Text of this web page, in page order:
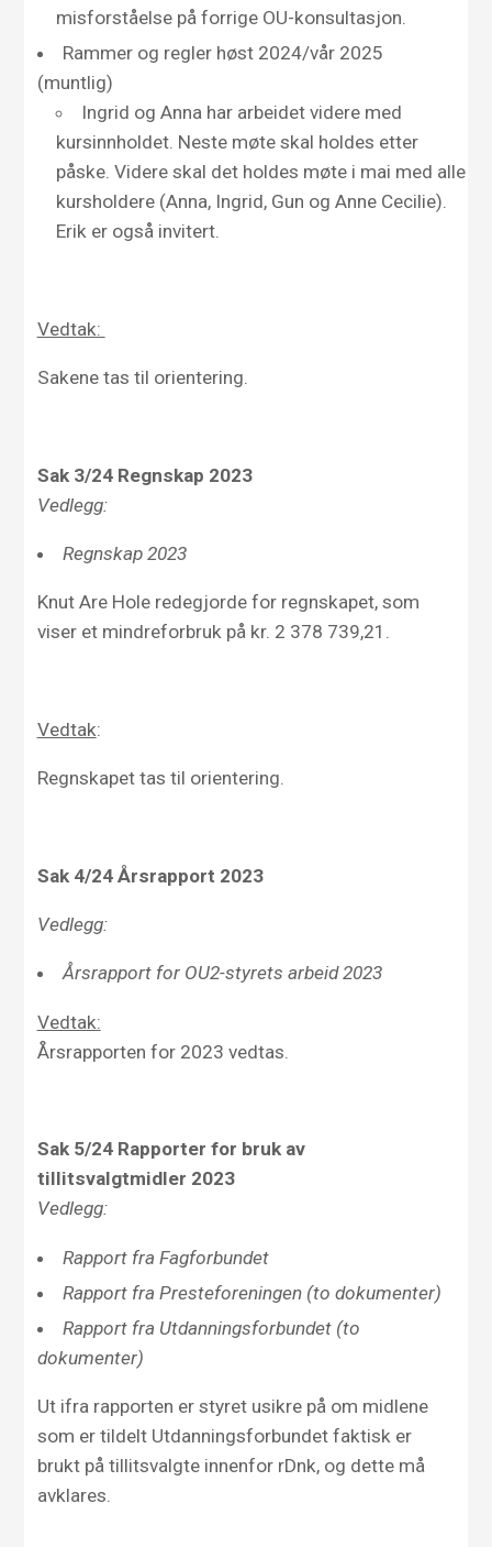
misforståelse på forrige OU-konsultasjon.
Rammer og regler høst 2024/vår 2025
(muntlig)
Ingrid og Anna har arbeidet videre med
kursinnholdet. Neste møte skal holdes etter
påske. Videre skal det holdes møte i mai med alle
kursholdere (Anna, Ingrid, Gun og Anne Cecilie).
Erik er også invitert.
Vedtak:
Sakene tas til orientering.
Sak 3/24 Regnskap 2023
Vedlegg:
Regnskap 2023
Knut Are Hole redegjorde for regnskapet, som
viser et mindreforbruk på kr. 2 378 739,21 .
Vedtak:
Regnskapet tas til orientering.
Sak 4/24 Årsrapport 2023
Vedlegg:
Årsrapport for OU2-styrets arbeid 2023
Vedtak:
Årsrapporten for 2023 vedtas.
Sak 5/24 Rapporter for bruk av
tillitsvalgtmidler 2023
Vedlegg:
Rapport fra Fagforbundet
Rapport fra Presteforeningen (to dokumenter)
Rapport fra Utdanningsforbundet (to
dokumenter)
Ut ifra rapporten er styret usikre på om midlene
som er tildelt Utdanningsforbundet faktisk er
brukt på tillitsvalgte innenfor rDnk, og dette må
avklares.